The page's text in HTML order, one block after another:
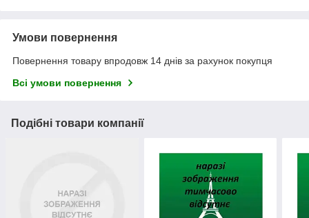
Умови повернення
Повернення товару впродовж 14 днів за рахунок покупця
Всі умови повернення
Подібні товари компанії